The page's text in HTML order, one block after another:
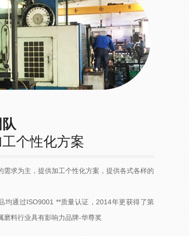
个性化方案
需求为主，提供加工个性化方案，提供各式各样的
均通过ISO9001 **质量认证，2014年更获得了第
磨料行业具有影响力品牌-华尊奖